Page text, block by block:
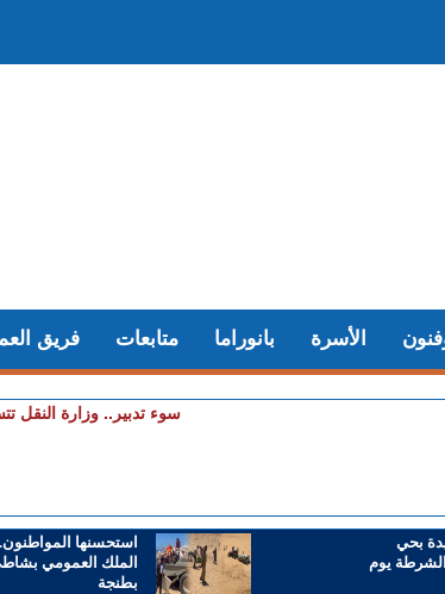
فريق متابعات بانوراما الأسرة
+ سوء تدبير.. وزارة النقل
استحسنها
الملك العمومي
بطنجة
بحي
يوم